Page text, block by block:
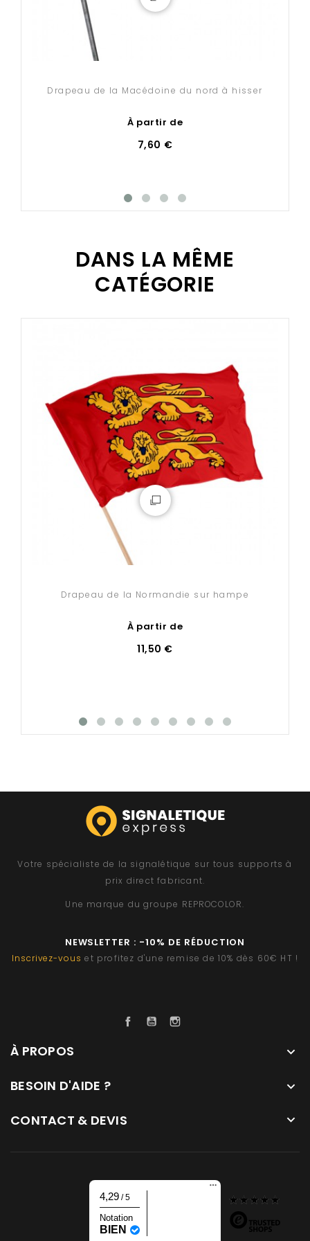
Drapeau de la Macédoine du nord à hisser
À partir de
7,60 €
DANS LA MÊME
CATÉGORIE
Drapeau de la Normandie sur hampe
À partir de
11,50 €
Votre spécialiste de la signalétique sur tous supports à
prix direct fabricant.
Une marque du groupe REPROCOLOR.
NEWSLETTER : -10% DE RÉDUCTION
Inscrivez-vous et profitez d'une remise de 10% dès 60€ HT !
FacebookYouTube
À PROPOS 
BESOIN D'AIDE ? 
CONTACT & DEVIS 
4,29 / 5
Notation
BIEN